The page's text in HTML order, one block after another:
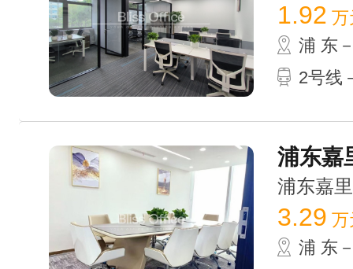
1.92 万
浦 东
2号线
浦东嘉
浦东嘉
3.29 万
浦 东